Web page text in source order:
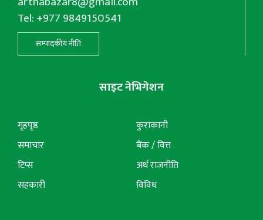
Tel: +977 9849150541
सम्पादकीय नीति
साइट नेभिगेशन
गृहपृष्ठ
समाचार
टिप्स
सहकारी
कुराकानी
बैंक / वित्त
अर्थ राजनीति
विविध